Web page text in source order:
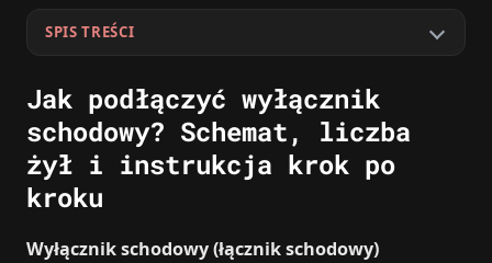
SPIS TREŚCI
Jak podłączyć wyłącznik
schodowy? Schemat, liczba
żył i instrukcja krok po
kroku
Wyłącznik schodowy (łącznik schodowy)